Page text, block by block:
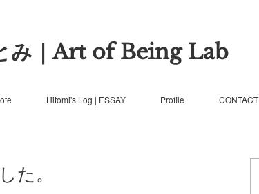
み｜Art of Being Lab
Hitomi's Log | ESSAY Profile CONTACT
た。